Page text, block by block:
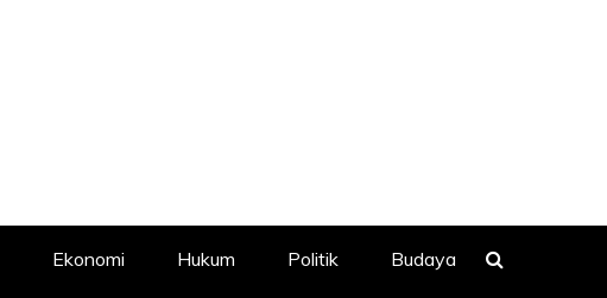
Ekonomi Hukum Politik Budaya